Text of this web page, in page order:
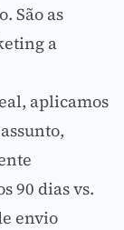
São as
a
aplicamos
90 dias vs.
envio